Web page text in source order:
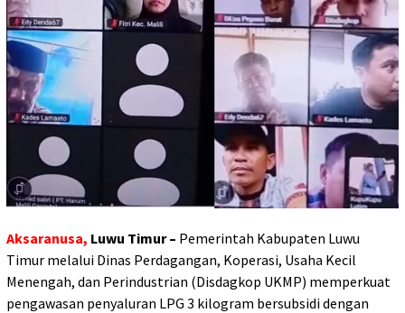
Aksaranusa, Luwu Timur – Pemerintah Kabupaten Luwu
Timur melalui Dinas Perdagangan, Koperasi, Usaha Kecil
Menengah, dan Perindustrian (Disdagkop UKMP) memperkuat
pengawasan penyaluran LPG 3 kilogram bersubsidi dengan